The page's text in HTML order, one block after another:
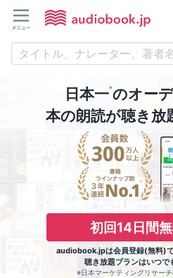
日本一※のオー
本の朗読が聴き放
初回14日間
audiobook.jpは会員登録(無料)で
聴き放題プランはいつで
※日本マーケティングリサー